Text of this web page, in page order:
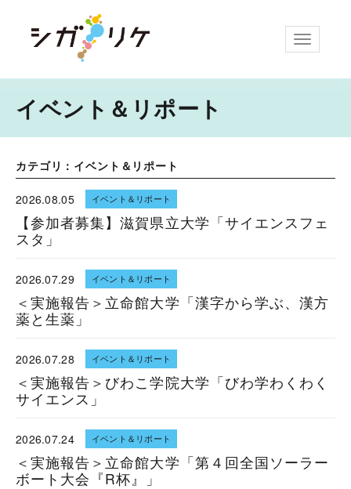
ナビゲー
イベント＆リポート
カテゴリ：イベント＆リポート
2026.08.05 イベント＆リポート
【参加者募集】滋賀県立大学「サイエンスフェ
スタ」
2026.07.29 イベント＆リポート
＜実施報告＞立命館大学「漢字から学ぶ、漢方
薬と生薬」
2026.07.28 イベント＆リポート
＜実施報告＞びわこ学院大学「びわ学わくわく
サイエンス」
2026.07.24 イベント＆リポート
＜実施報告＞立命館大学「第４回全国ソーラー
ボート大会『R杯』」